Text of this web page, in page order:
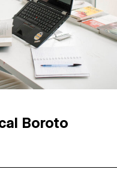
Boroto